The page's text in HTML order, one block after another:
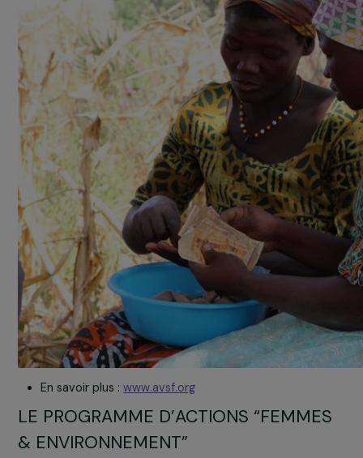
Des associations d’épargne et de crédit ont aussi été
constituées, afin d’aider les femmes à mieux gérer leurs
revenus et à mieux anticiper leurs dépenses.
«
me permet d’acheter de l’engrais et des semences pour
préparer la prochaine campagne agricole »
, explique une
agricultrice.
Les femmes suivent enfin des cours d’alphabétisation,
qui facilite la gestion de leurs activités économiques.«
Avec l’alphabétisation, j’ai appris à compter. C’est plus
quand j’achète et je vends des marchandises au marché